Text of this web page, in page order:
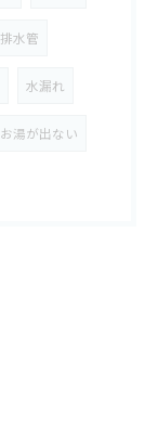
排水管
水漏れ
お湯が出ない